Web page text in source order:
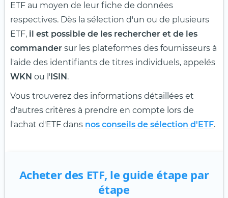
ETF au moyen de leur fiche de données
respectives. Dès la sélection d'un ou de plusieurs
ETF, il est possible de les rechercher et de les
commander sur les plateformes des fournisseurs à
l'aide des identifiants de titres individuels, appelés
WKN ou l' ISIN .
Vous trouverez des informations détaillées et
d'autres critères à prendre en compte lors de
l'achat d'ETF dans nos conseils de sélection d'ETF.
Acheter des ETF, le guide étape par
étape